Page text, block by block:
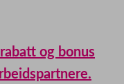
rabatt og bonus